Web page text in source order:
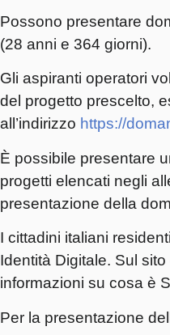
Possono presentare
(28 anni e 364 giorni).
Gli aspiranti operatori
del progetto prescelto,
all’indirizzo https://
È possibile presentare
progetti elencati negli
presentazione della
I cittadini italiani
Identità Digitale. Sul
informazioni su cosa è
Per la presentazione